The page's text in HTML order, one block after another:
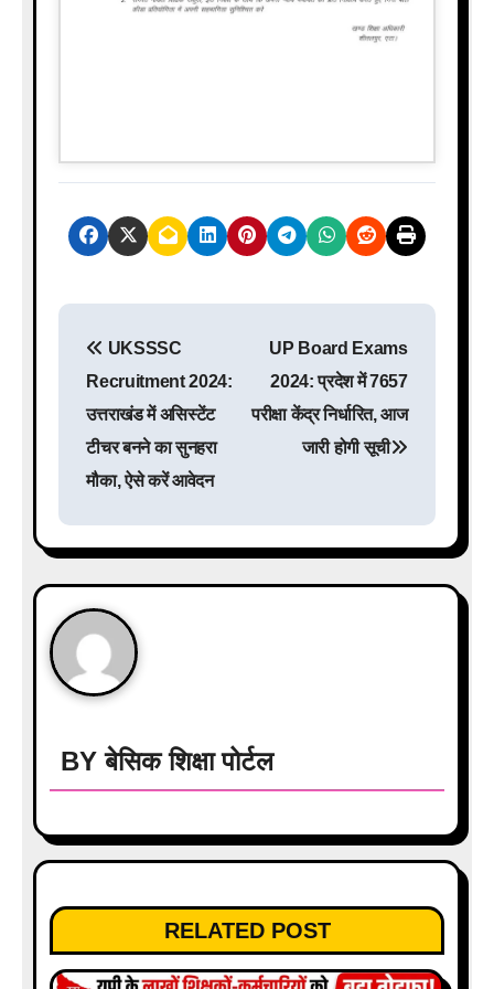
a
v
i
g
t
o
n
UKSSSC
Recruitment 2024:
उत्तराखंड में असिस्टेंट
टीचर बनने का सुनहरा
मौका, ऐसे करें आवेदन
UP Board Exams
2024: प्रदेश में 7657
परीक्षा केंद्र निर्धारित, आज
जारी होगी सूची
BYबेसिक शिक्षा पोर्टल
RELATED POST